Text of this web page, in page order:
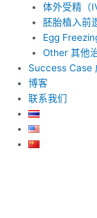
体外受精（
胚胎植入前
Egg
Other 其他
Success Case
博客
联系我们